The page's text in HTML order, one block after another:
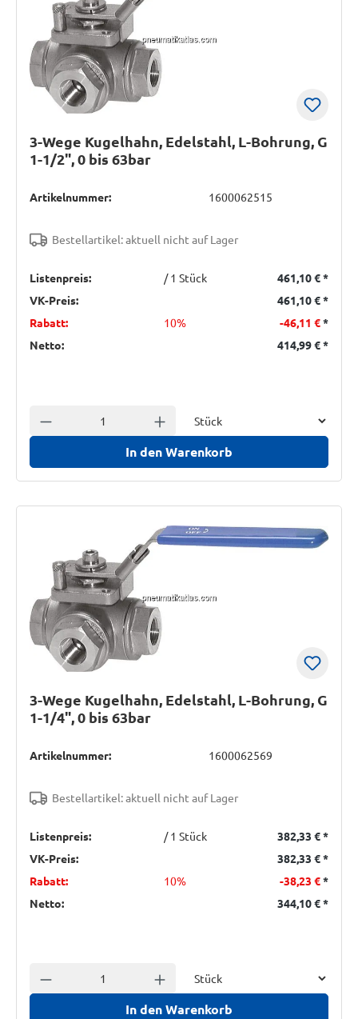
3-Wege Kugelhahn, Edelstahl, L-Bohrung, G
1-1/2", 0 bis 63bar
Artikelnummer: 1600062515
Bestellartikel: aktuell nicht auf Lager
Listenpreis: / 1 Stück 461,10 €*
VK-Preis:
461,10 €*
Rabatt:
10% -46,11 €*
Netto:
414,99 €*
Anzahl verringern Anzahl erhöhen
In den Warenkorb
3-Wege Kugelhahn, Edelstahl, L-Bohrung, G
1-1/4", 0 bis 63bar
Artikelnummer: 1600062569
Bestellartikel: aktuell nicht auf Lager
Listenpreis: / 1 Stück 382,33 €*
VK-Preis:
382,33 €*
Rabatt:
10% -38,23 €*
Netto:
344,10 €*
Anzahl verringern Anzahl erhöhen
In den Warenkorb